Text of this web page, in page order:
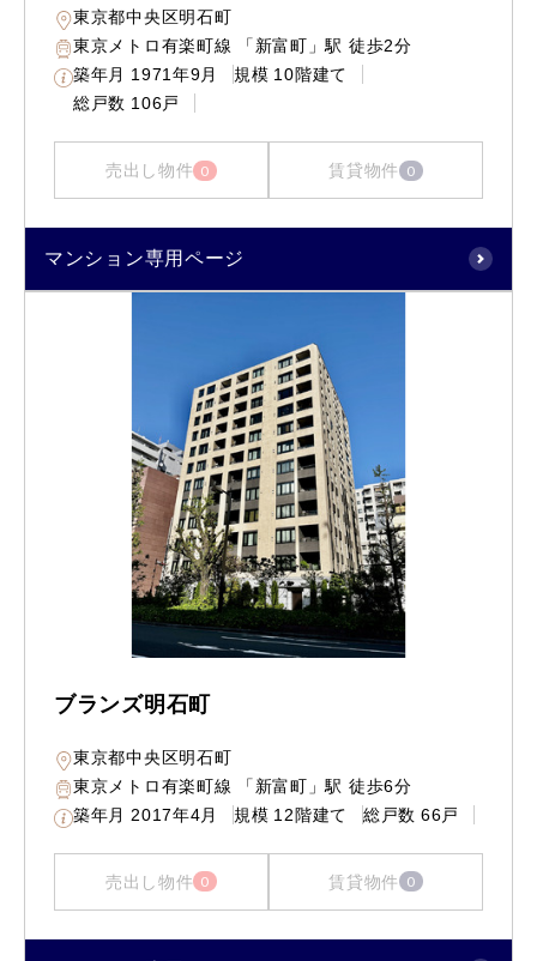
東京都中央区明石町
東京メトロ有楽町線 「新富町」駅 徒歩2分
築年月 1971年9月 規模 10階建て
総戸数 106戸
売出し物件 0 賃貸物件 0
マンション専用ページ
ブランズ明石町
東京都中央区明石町
東京メトロ有楽町線 「新富町」駅 徒歩6分
築年月 2017年4月 規模 12階建て 総戸数 66戸
売出し物件 0 賃貸物件 0